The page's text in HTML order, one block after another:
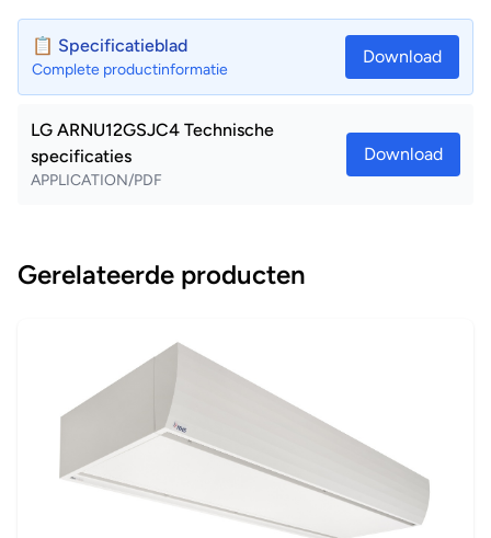
📋 Specificatieblad
Complete productinformatie
Download
LG ARNU12GSJC4 Technische
specificaties
APPLICATION/PDF
Download
Gerelateerde producten